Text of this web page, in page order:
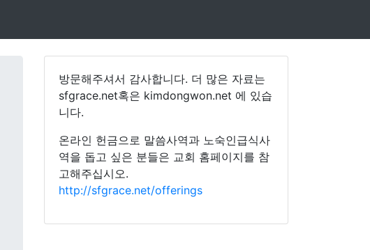
방문해주셔서 감사합니다. 더 많은 자료는
sfgrace.net혹은 kimdongwon.net 에 있습
니다.
온라인 헌금으로 말씀사역과 노숙인급식사
역을 돕고 싶은 분들은 교회 홈페이지를 참
고해주십시오.
http://sfgrace.net/offerings